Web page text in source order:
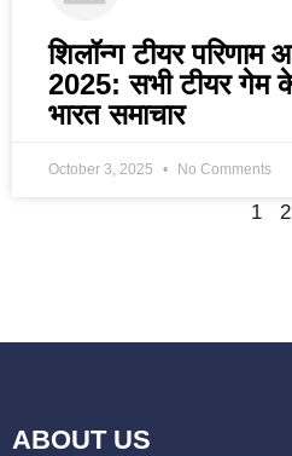
शिलॉन्ग टीयर
2025: सभी टीयर गेम
भारत समाचार
October 3, 2025 No Comments
1 2
ABOUT US